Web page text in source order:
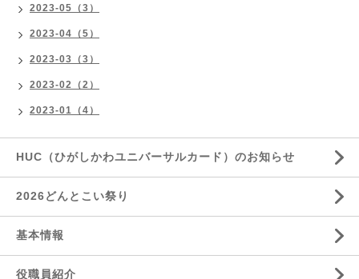
2023-05（3）
2023-04（5）
2023-03（3）
2023-02（2）
2023-01（4）
HUC（ひがしかわユニバーサルカード）のお知らせ
2026どんとこい祭り
基本情報
役職員紹介